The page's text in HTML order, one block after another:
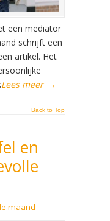
een mediator
schrijft een
artikel. Het
Lees meer →
Back to Top
en
maand